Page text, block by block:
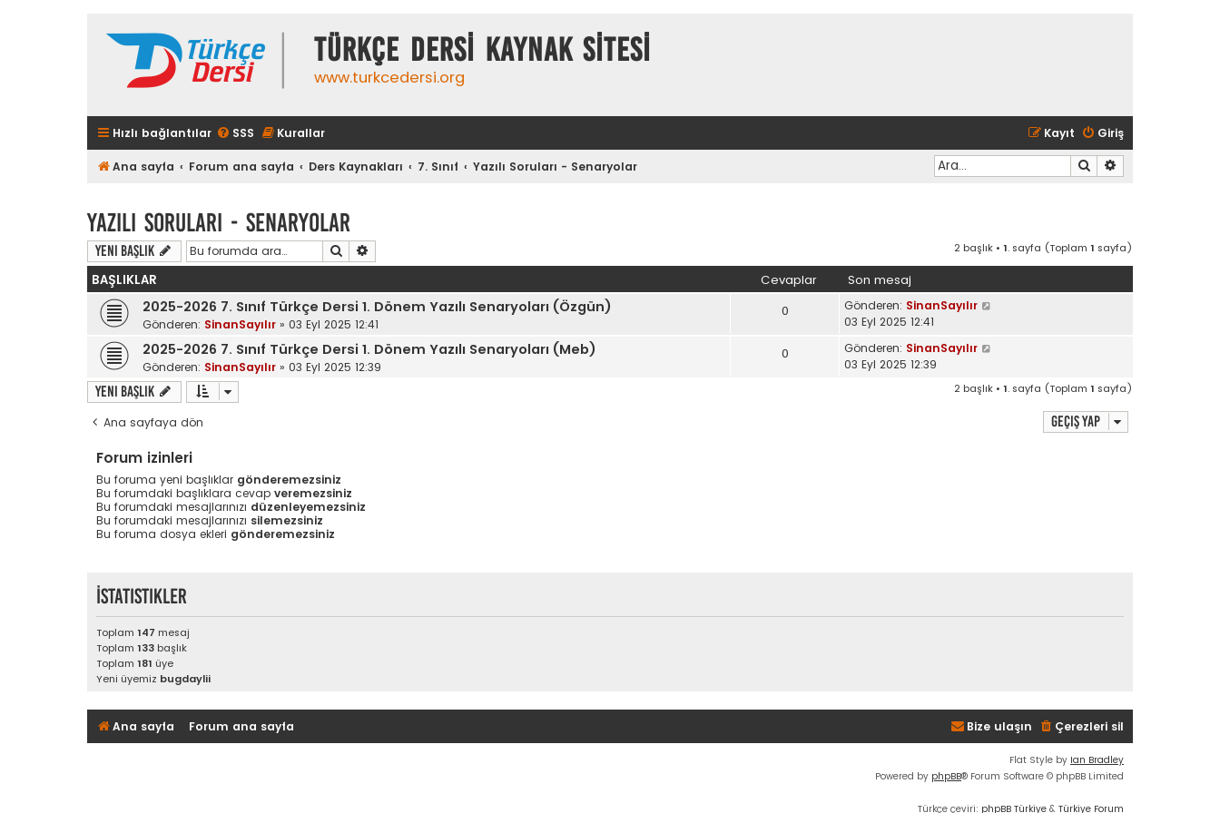
TÜRKÇE DERSİ KAYNAK SİTESİ
www.turkcedersi.org
Hızlı bağlantılar SSS Kurallar Giriş
Kayıt
Ana sayfa Forum ana sayfa Ders Kaynakları 7. Sınıf Yazılı Soruları - Senaryolar Ara
Yazılı Soruları - Senaryolar
Yeni Başlık Ara 2 başlık • 1. sayfa (Toplam 1 sayfa)
BAŞLIKLAR Cevaplar Son mesaj
2025-2026 7. Sınıf Türkçe Dersi 1. Dönem Yazılı Senaryoları (Özgün)
Gönderen: SinanSayılır » 03 Eyl 2025 12:41
0 Gönderen: SinanSayılır
03 Eyl 2025 12:41
2025-2026 7. Sınıf Türkçe Dersi 1. Dönem Yazılı Senaryoları (Meb)
Gönderen: SinanSayılır » 03 Eyl 2025 12:39
0 Gönderen: SinanSayılır
03 Eyl 2025 12:39
Yeni Başlık 2 başlık • 1. sayfa (Toplam 1 sayfa)
Ana sayfaya dön Geçiş yap
Forum izinleri
Bu foruma yeni başlıklar gönderemezsiniz
Bu forumdaki başlıklara cevap veremezsiniz
Bu forumdaki mesajlarınızı düzenleyemezsiniz
Bu forumdaki mesajlarınızı silemezsiniz
Bu foruma dosya ekleri gönderemezsiniz
İstatistikler
Toplam 147 mesaj
Toplam 133 başlık
Toplam 181 üye
Yeni üyemiz bugdaylii
Ana sayfa Forum ana sayfa Çerezleri sil
Bize ulaşın
Flat Style by Ian Bradley
Powered by phpBB® Forum Software © phpBB Limited
Türkçe çeviri: phpBB Türkiye & Türkiye Forum